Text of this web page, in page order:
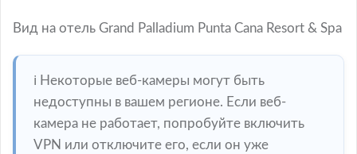
Вид на отель Grand Palladium Punta Cana Resort & Spa
ℹ️ Некоторые веб-камеры могут быть
недоступны в вашем регионе. Если веб-
камера не работает, попробуйте включить
VPN или отключите его, если он уже